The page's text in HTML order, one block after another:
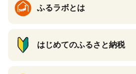
ふるラボとは
はじめてのふるさと納税